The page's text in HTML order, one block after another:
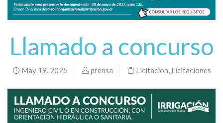
Llamado a concurso
May 19, 2025 prensa Licitacion, Licitaciones